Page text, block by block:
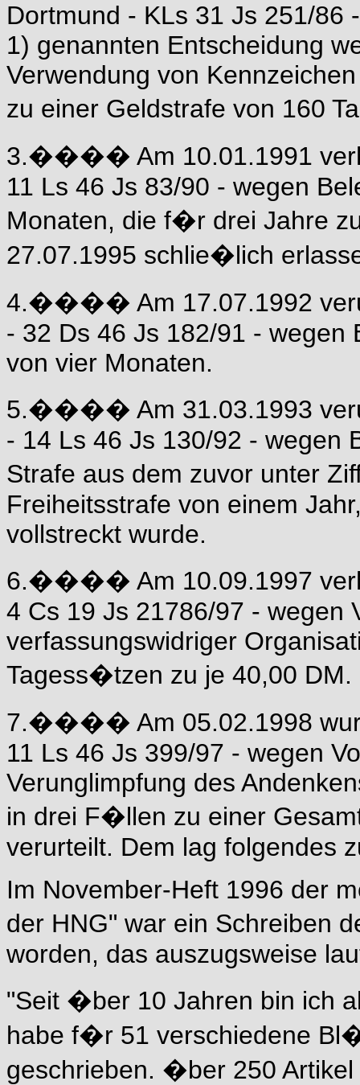
Dortmund - KLs 31 Js 251/86
1) genannten Entscheidung
Verwendung von
zu einer Geldstrafe von 160
3.���� Am 10.01.1991
11 Ls 46 Js 83/90 - wegen
Monaten, die f�r drei Jahre
27.07.1995 schlie�lich
4.���� Am 17.07.1992
- 32 Ds 46 Js 182/91 - wegen
von vier Monaten.
5.���� Am 31.03.1993
- 14 Ls 46 Js 130/92 - wegen
Strafe aus dem zuvor unter
Freiheitsstrafe von einem
vollstreckt wurde.
6.���� Am 10.09.1997
4 Cs 19 Js 21786/97 - wegen
verfassungswidriger
Tagess�tzen zu je 40,00
7.���� Am 05.02.1998
11 Ls 46 Js 399/97 - wegen
Verunglimpfung des
in drei F�llen zu einer
verurteilt. Dem lag folgendes
Im November-Heft 1996 der
der HNG" war ein Schreiben
worden, das auszugsweise
"Seit �ber 10 Jahren bin ich
habe f�r 51 verschiedene
geschrieben. �ber 250